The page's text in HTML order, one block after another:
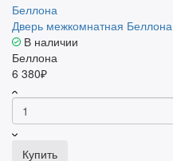
Дверь межкомнатная Беллона
В наличии
Беллона
6 380₽
Купить